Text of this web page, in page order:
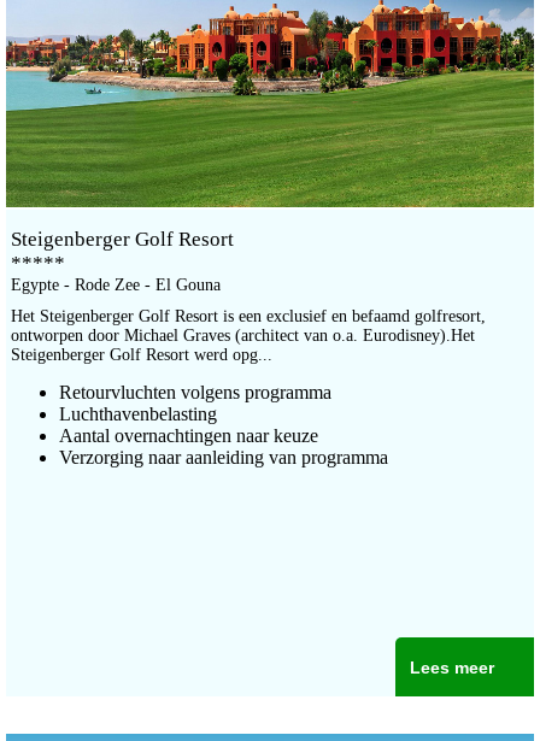
Steigenberger Golf Resort
*****
Egypte - Rode Zee - El Gouna
Het Steigenberger Golf Resort is een exclusief en befaamd golfresort,
ontworpen door Michael Graves (architect van o.a. Eurodisney).Het
Steigenberger Golf Resort werd opg...
Retourvluchten volgens programma
Luchthavenbelasting
Aantal overnachtingen naar keuze
Verzorging naar aanleiding van programma
Lees meer